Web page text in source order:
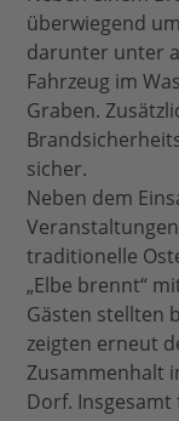
überwiegend
darunter unter
Fahrzeug im
Graben.
sicher.
Neben dem
traditionelle
„Elbe brennt“
Gästen stellten
zeigten erneut
Zusammenhalt
Dorf.